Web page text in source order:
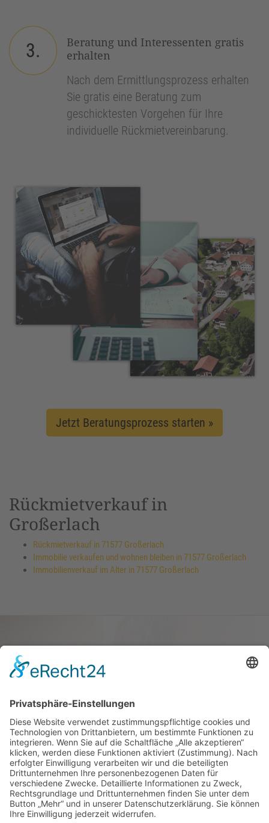
3.
Beratung und Interessenten gratis
erhalten
Nach dem Ermittlungsprozess erhalten
Sie gratis eine Beratung zum
geschicktesten Vorgehen für Ihre
individuelle Rückmietvereinbarung.
Jetzt Beratungsprozess starten »
Rückmietverkauf in
Großerlach
Rückmietverkauf in 71577 Großerlach
Immobilie verkaufen und wohnen bleiben in 71577 Großerlach
Immobilienverkauf im Alter in 71577 Großerlach
verkaufen und darin
wohnen bleiben
Verkaufen Sie Ihr Haus oder Ihre
Eigen­tums­woh­nung und bleiben Sie
darin wohnen.
Jetzt Ermittlung starten »